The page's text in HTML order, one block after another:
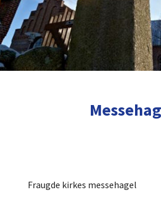
Fraugde kirkes messehagel